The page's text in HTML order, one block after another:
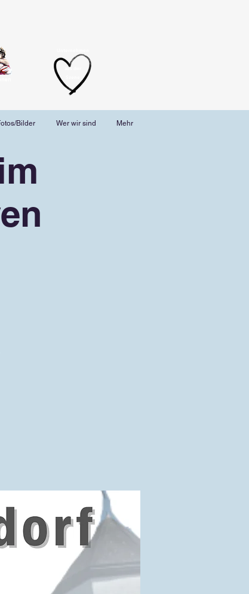
aus der
Bilder Wer wir sind Mehr